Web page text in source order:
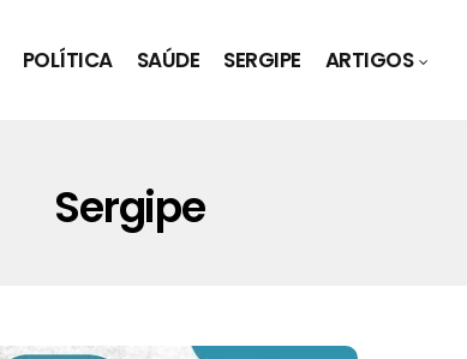
POLÍTICA SAÚDE SERGIPE ARTIGOS
Sergipe